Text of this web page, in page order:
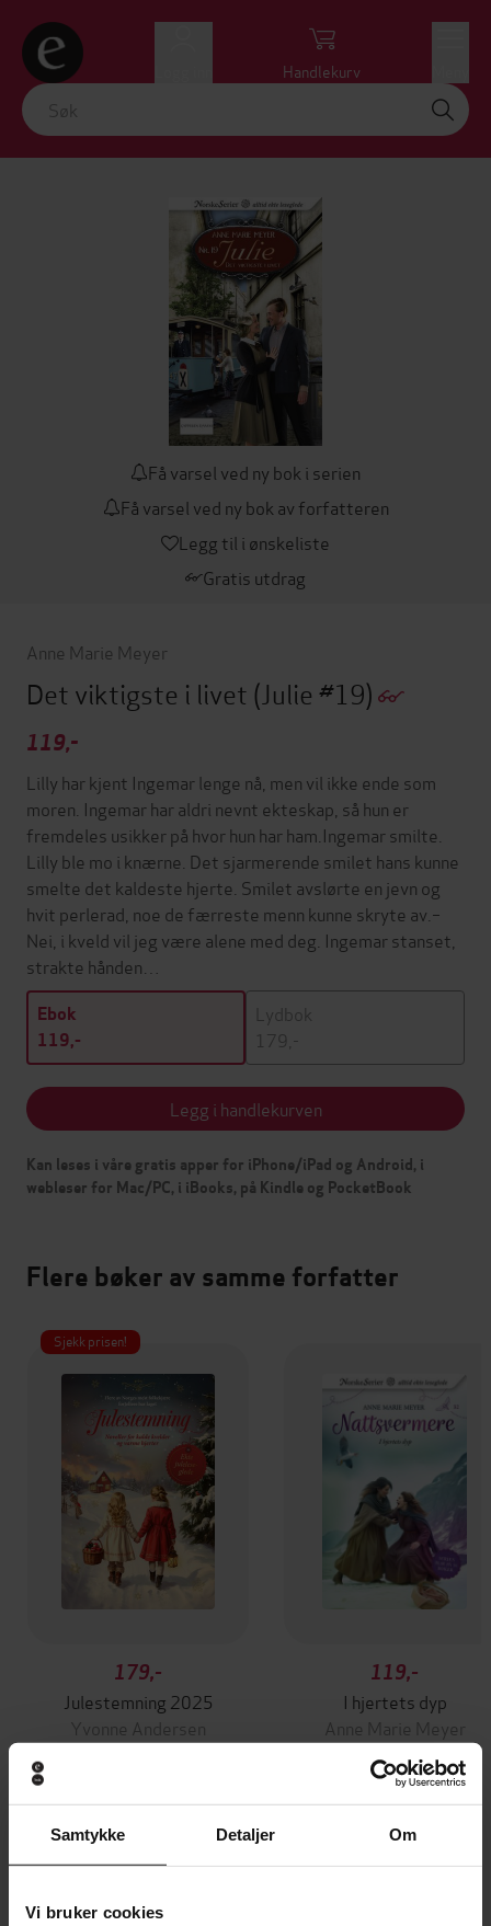
Samtykke Detaljer Om
Vi bruker cookies
Handlekurv
Få varsel ved ny bok i serien
Få varsel ved ny bok av forfatteren
Legg til i ønskeliste
Gratis utdrag
Anne Marie Meyer
Det viktigste i livet (Julie #19)
119,-
Lilly har kjent Ingemar lenge nå, men vil ikke ende som
moren. Ingemar har aldri nevnt ekteskap, så hun er
fremdeles usikker på hvor hun har ham.Ingemar smilte.
Lilly ble mo i knærne. Det sjarmerende smilet hans kunne
smelte det kaldeste hjerte. Smilet avslørte en jevn og
hvit perlerad, noe de færreste menn kunne skryte av.–
Nei, i kveld vil jeg være alene med deg. Ingemar stanset,
strakte hånden…
Ebok
119,-
Lydbok
179,-
Legg i handlekurven
Kan leses i våre gratis apper for iPhone/iPad og Android, i
webleser for Mac/PC, i iBooks, på Kindle og PocketBook
Flere bøker av samme forfatter
Sjekk prisen!
179,-
Julestemning 2025
Yvonne Andersen
119,-
I hjertets dyp
Anne Marie Meyer
Andre har også kjøpt